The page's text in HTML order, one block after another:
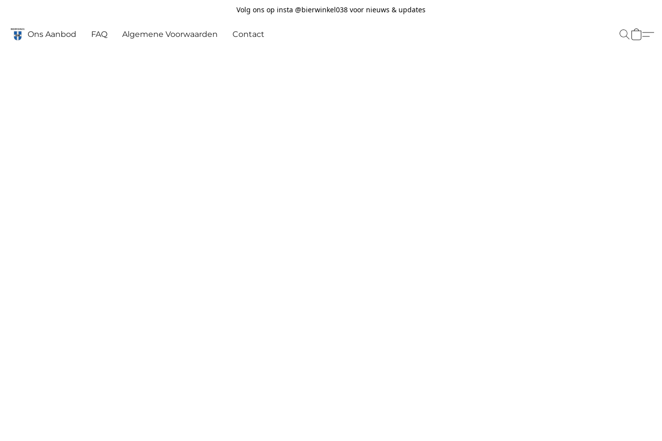
Volg ons op insta @bierwinkel038 voor nieuws & updates
Ons Aanbod FAQ Algemene Voorwaarden Contact